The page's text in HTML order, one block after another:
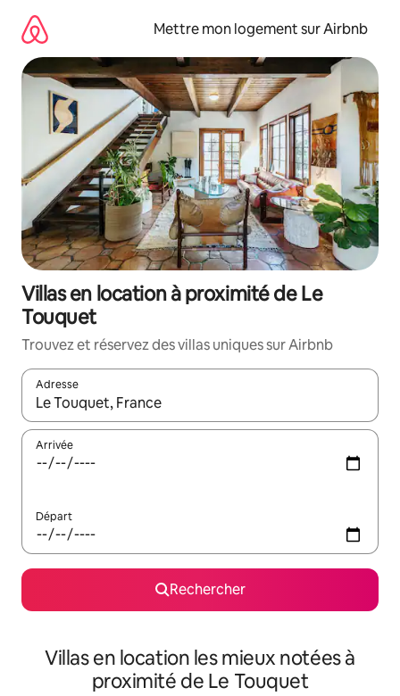
directement
contenu
Mettre mon logement sur Airbnb
Villas en location à proximité de Le
Touquet
Trouvez et réservez des villas uniques sur Airbnb
Adresse
Lorsque les résultats s'affichent, utilisez les flèches vers le
Arrivée
Départ
Rechercher
Villas en location les mieux notées à
proximité de Le Touquet